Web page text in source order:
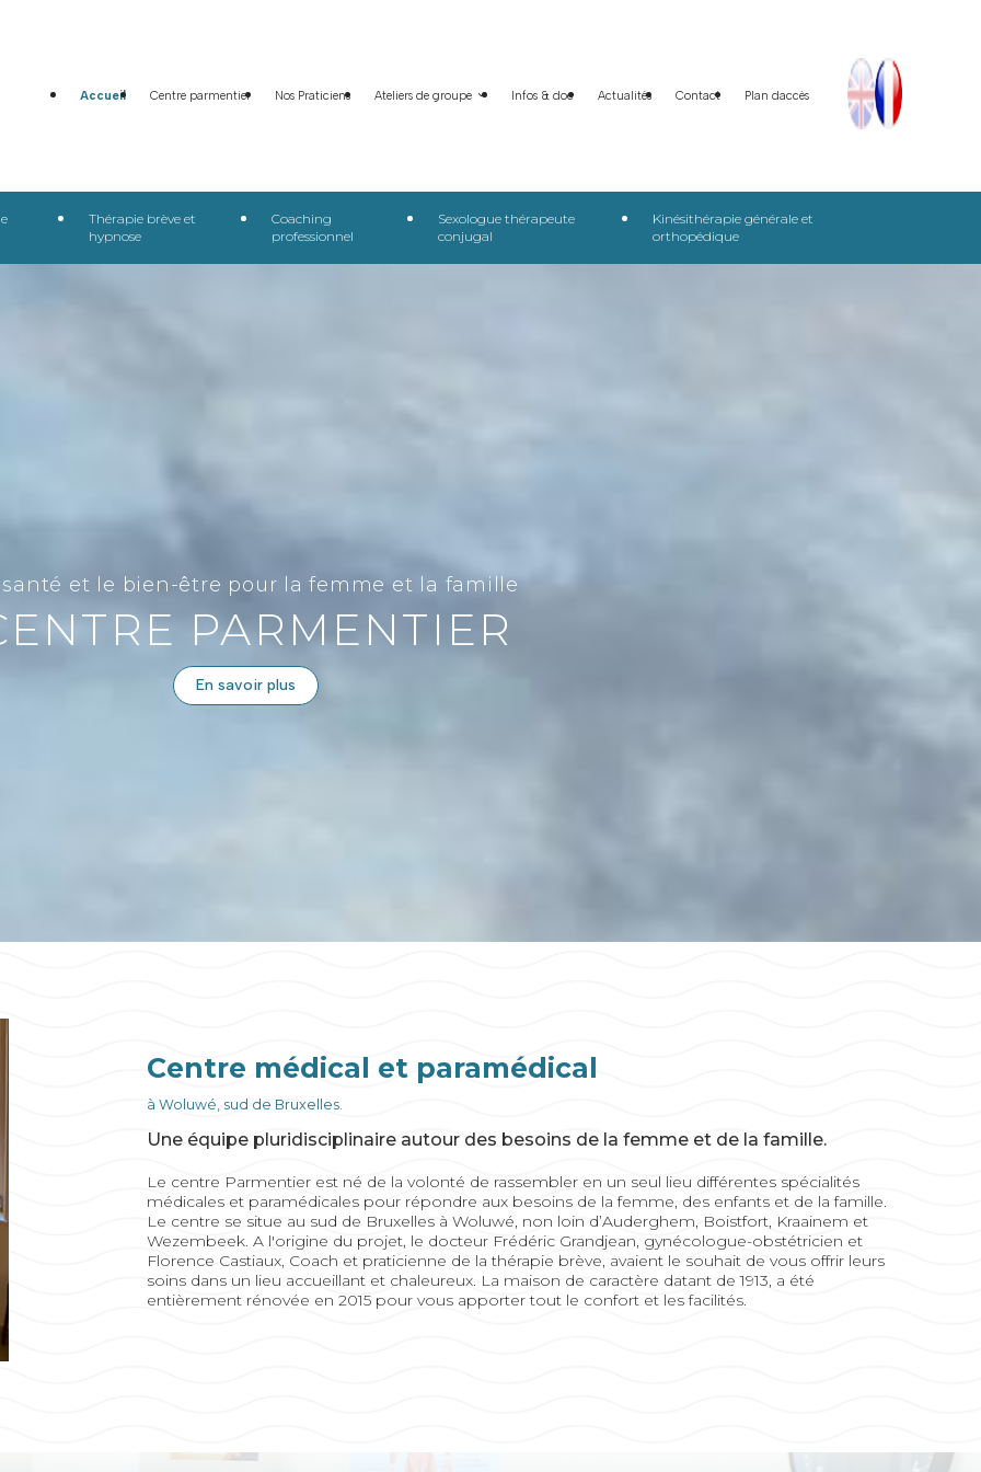
Accueil Centre parmentier Nos Praticiens Ateliers de groupe Infos & doc Actualités Contact Plan daccès
Thérapie brève et
hypnose
Coaching
professionnel
Sexologue thérapeute
conjugal
Kinésithérapie générale et
orthopédique
santé et le bien-être pour la femme et la famille
PARMENTIER
En savoir plus
Centre médical et paramédical
à Woluwé, sud de Bruxelles.
Une équipe pluridisciplinaire autour des besoins de la femme et de la famille.
Le centre Parmentier est né de la volonté de rassembler en un seul lieu différentes spécialités
médicales et paramédicales pour répondre aux besoins de la femme, des enfants et de la famille.
Le centre se situe au sud de Bruxelles à Woluwé, non loin d’Auderghem, Boistfort, Kraainem et
Wezembeek. A l'origine du projet, le docteur Frédéric Grandjean, gynécologue-obstétricien et
Florence Castiaux, Coach et praticienne de la thérapie brève, avaient le souhait de vous offrir leurs
soins dans un lieu accueillant et chaleureux. La maison de caractère datant de 1913, a été
entièrement rénovée en 2015 pour vous apporter tout le confort et les facilités.